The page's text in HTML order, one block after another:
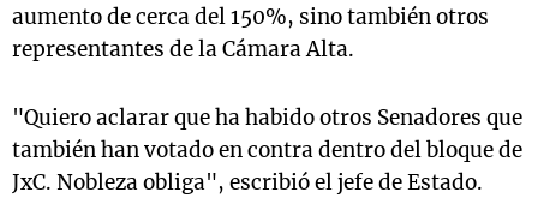
aumento de cerca del 150%, sino también otros
representantes de la Cámara Alta.
"Quiero aclarar que ha habido otros Senadores que
también han votado en contra dentro del bloque de
JxC. Nobleza obliga", escribió el jefe de Estado.